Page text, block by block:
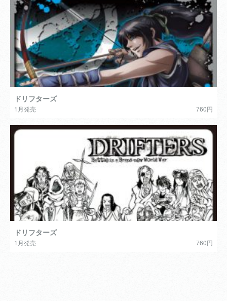
ドリフターズ
1月発売 760円
ドリフターズ
1月発売 760円